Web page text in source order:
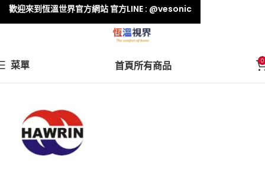
菜單 首頁所有商品 0
歡迎來到恆溫世界官方網站 官方LINE : @vesonic